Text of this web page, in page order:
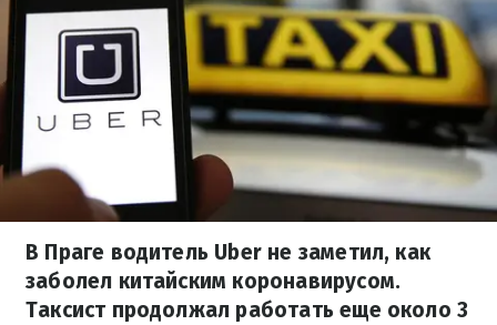
В Праге водитель Uber не заметил, как
заболел китайским коронавирусом.
Таксист продолжал работать еще около 3